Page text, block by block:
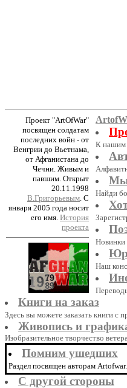
Проект "ArtOfWar"
посвящен солдатам
последних войн - от
Венгрии до Вьетнама,
от Афганистана до
Чечни. Живым и
павшим. Открыт
20.11.1998
В.Григорьевым . С
января 2005 года носит
его имя. История
проекта
К нашим
Мы
Найди
Новинки
Наш
Книги на заказ
Здесь вы можете заказать книги с
Живопись и
Изобразительное творчество
Помним ушедших
Раздел посвящен авторам
С другой стороны